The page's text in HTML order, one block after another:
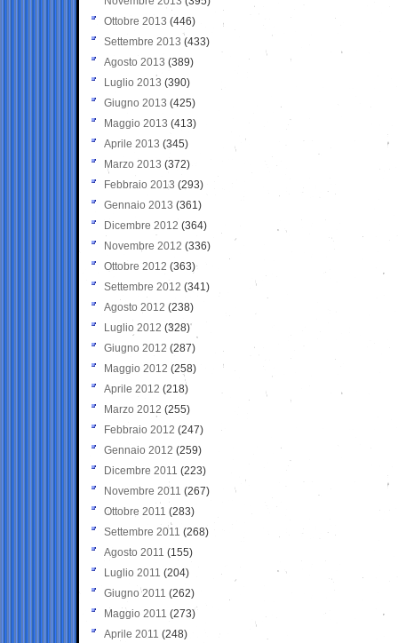
Ottobre 2013 (446)
Settembre 2013 (433)
Agosto 2013 (389)
Luglio 2013 (390)
Giugno 2013 (425)
Maggio 2013 (413)
Aprile 2013 (345)
Marzo 2013 (372)
Febbraio 2013 (293)
Gennaio 2013 (361)
Dicembre 2012 (364)
Novembre 2012 (336)
Ottobre 2012 (363)
Settembre 2012 (341)
Agosto 2012 (238)
Luglio 2012 (328)
Giugno 2012 (287)
Maggio 2012 (258)
Aprile 2012 (218)
Marzo 2012 (255)
Febbraio 2012 (247)
Gennaio 2012 (259)
Dicembre 2011 (223)
Novembre 2011 (267)
Ottobre 2011 (283)
Settembre 2011 (268)
Agosto 2011 (155)
Luglio 2011 (204)
Giugno 2011 (262)
Maggio 2011 (273)
Aprile 2011 (248)